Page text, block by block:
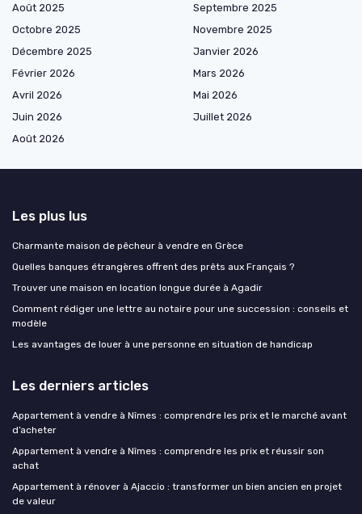
Août 2025
Septembre 2025
Octobre 2025
Novembre 2025
Décembre 2025
Janvier 2026
Février 2026
Mars 2026
Avril 2026
Mai 2026
Juin 2026
Juillet 2026
Août 2026
Les plus lus
Charmante maison de pêcheur à vendre en Grèce
Quelles banques étrangères offrent des prêts aux Français ?
Trouver une maison en location longue durée à Agadir
Comment rédiger une lettre au notaire pour une succession : conseils et
modèle
Les avantages de louer à une personne en situation de handicap
Les derniers articles
Appartement à vendre à Nîmes : comprendre les prix et le marché avant
d’acheter
Appartement à vendre à Nîmes : comprendre les prix et réussir son
achat
Appartement à rénover à Ajaccio : transformer un bien ancien en projet
de valeur